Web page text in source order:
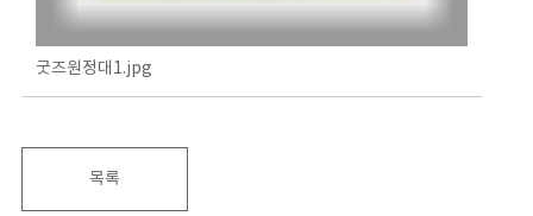
굿즈원정대1.jpg
목록